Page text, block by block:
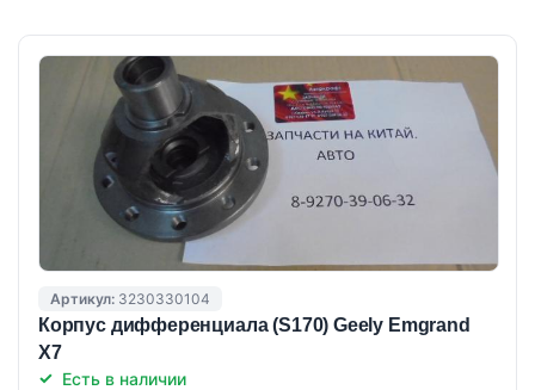
Артикул: 3230330104
Корпус дифференциала (S170) Geely Emgrand
X7
Есть в наличии